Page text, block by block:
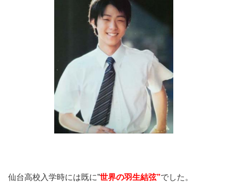
仙台高校入学時には既に”世界の羽生結弦”でした。